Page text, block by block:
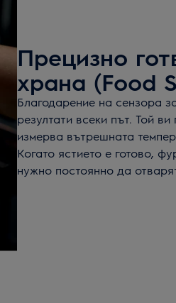
Прецизно
храна (Food
Благодарение на сензора
резултати всеки път. Той
измерва вътрешната
Когато ястието е готово,
нужно постоянно да